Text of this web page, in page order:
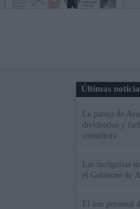
Últimas
La pareja de
dividendos y
consultora
Las incógnitas
el Gobierno de
El uso personal